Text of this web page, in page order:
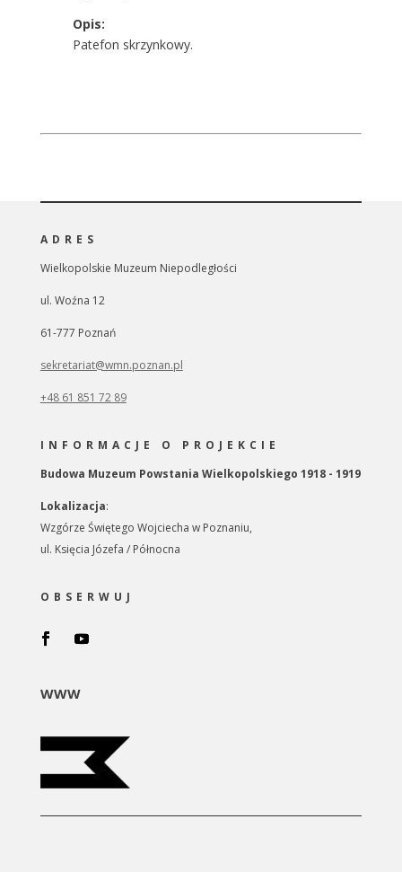
Opis:
Patefon skrzynkowy.
ADRES
Wielkopolskie Muzeum Niepodległości
ul. Woźna 12
61-777 Poznań
sekretariat@wmn.poznan.pl
+48 61 851 72 89
INFORMACJE O PROJEKCIE
Budowa Muzeum Powstania Wielkopolskiego 1918 - 1919
Lokalizacja:
Wzgórze Świętego Wojciecha w Poznaniu,
ul. Księcia Józefa / Północna
OBSERWUJ
WWW